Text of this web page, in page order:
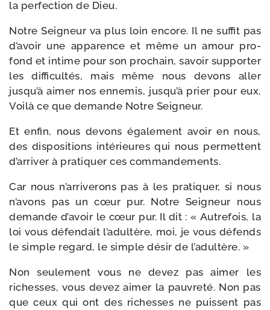
la per­fec­tion de Dieu.
Notre Seigneur va plus loin encore. Il ne suf­fit pas
d’avoir une appa­rence et même un amour pro­
fond et intime pour son pro­chain, savoir sup­por­ter
les dif­fi­cul­tés, mais même nous devons aller
jusqu’à aimer nos enne­mis, jusqu’à prier pour eux.
Voilà ce que demande Notre Seigneur.
Et enfin, nous devons éga­le­ment avoir en nous,
des dis­po­si­tions inté­rieures qui nous per­mettent
d’arriver à pra­ti­quer ces commandements.
Car nous n’arriverons pas à les pra­ti­quer, si nous
n’avons pas un cœur pur. Notre Seigneur nous
demande d’avoir le cœur pur. Il dit : « Autrefois, la
loi vous défen­dait l’adultère, moi, je vous défends
le simple regard, le simple désir de l’adultère. »
Non seule­ment vous ne devez pas aimer les
richesses, vous devez aimer la pau­vre­té. Non pas
que ceux qui ont des richesses ne puissent pas